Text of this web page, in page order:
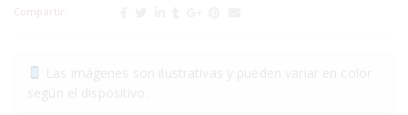
Compartir: